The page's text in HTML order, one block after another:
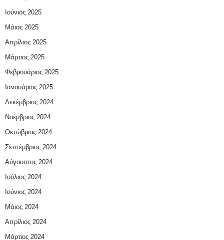
Ιούνιος 2025
Μάιος 2025
Απρίλιος 2025
Μάρτιος 2025
Φεβρουάριος 2025
Ιανουάριος 2025
Δεκέμβριος 2024
Νοέμβριος 2024
Οκτώβριος 2024
Σεπτέμβριος 2024
Αύγουστος 2024
Ιούλιος 2024
Ιούνιος 2024
Μάιος 2024
Απρίλιος 2024
Μάρτιος 2024